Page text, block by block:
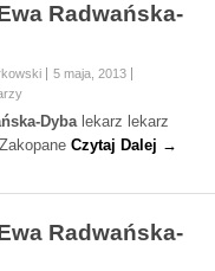
Radwańska-
5 maja, 2013
Dybalekarz lekarz
Czytaj Dalej →
Radwańska-